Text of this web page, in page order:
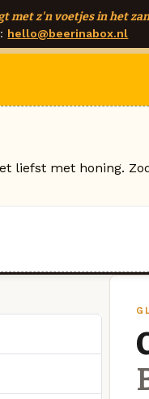
met z'n voetjes in het
hello@beerinabox.nl
liefst met honing.